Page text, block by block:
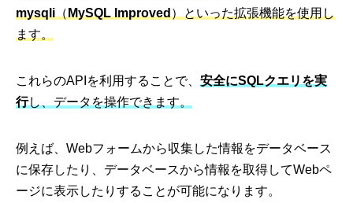
mysqli （ MySQL Improved ）といった拡張機能を使用し
ます。
これらのAPIを利用することで、 安全にSQLクエリを実
行し、データを操作できます。
例えば、Webフォームから収集した情報をデータベース
に保存したり、データベースから情報を取得してWebペ
ージに表示したりすることが可能になります。